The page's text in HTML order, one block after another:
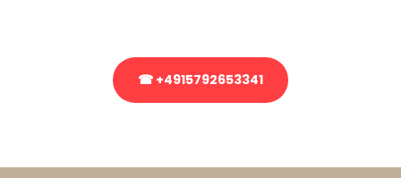
☎ +4915792653341